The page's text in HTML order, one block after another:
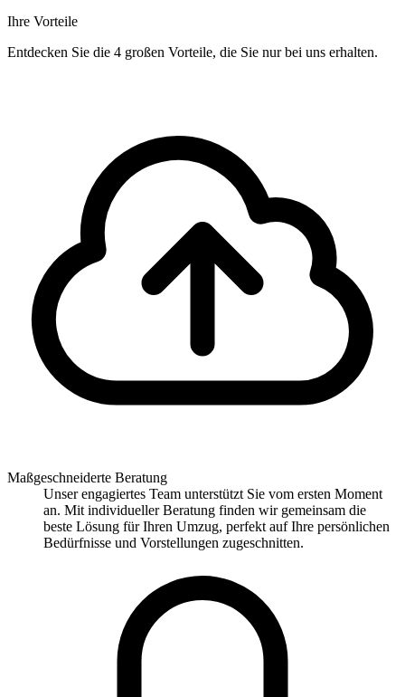
Ihre Vorteile
Entdecken Sie die 4 großen Vorteile, die Sie nur bei uns erhalten.
Maßgeschneiderte Beratung
Unser engagiertes Team unterstützt Sie vom ersten Moment
an. Mit individueller Beratung finden wir gemeinsam die
beste Lösung für Ihren Umzug, perfekt auf Ihre persönlichen
Bedürfnisse und Vorstellungen zugeschnitten.